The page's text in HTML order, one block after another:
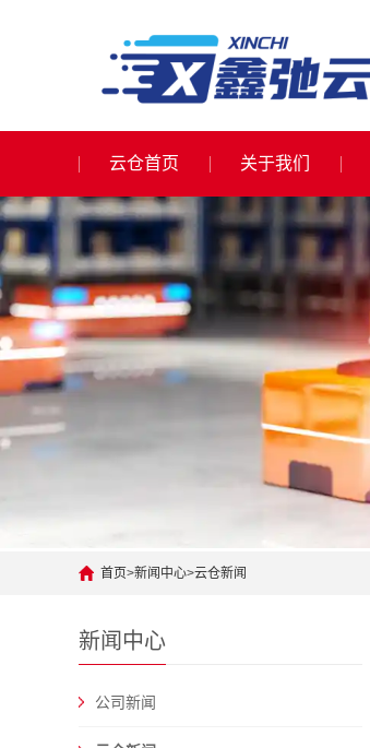
云仓首页 关于我们
首页>新闻中心>云仓新闻
新闻中心
公司新闻